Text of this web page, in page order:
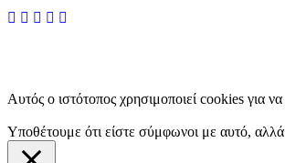
Αυτός ο ιστότοπος χρησιμοποιεί cookies για
Υποθέτουμε ότι είστε σύμφωνοι με αυτό, αλλά